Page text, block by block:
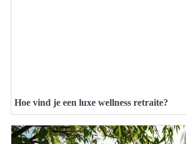
Hoe vind je een luxe wellness retraite?